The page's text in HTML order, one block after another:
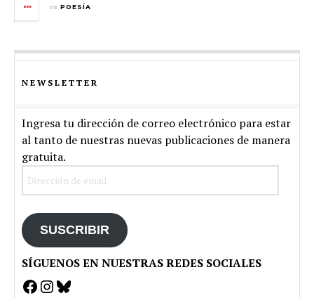
en POESÍA
NEWSLETTER
Ingresa tu dirección de correo electrónico para estar
al tanto de nuestras nuevas publicaciones de manera
gratuita.
SUSCRIBIR
SÍGUENOS EN NUESTRAS REDES SOCIALES
Facebook
Instagram
Bluesky